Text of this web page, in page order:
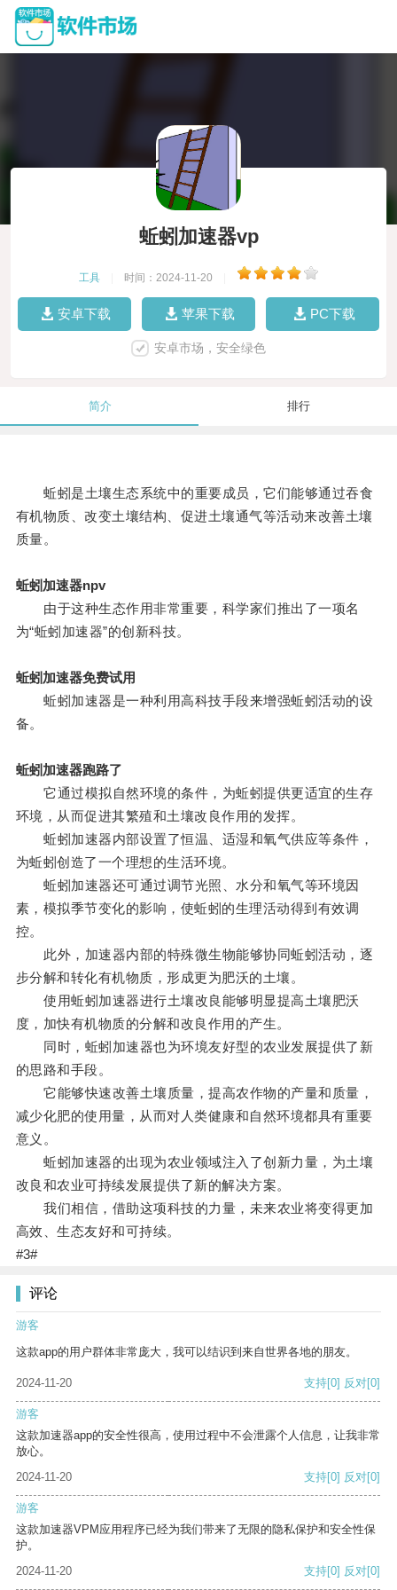
蚯蚓加速器vp
工具 时间：2024-11-20
安卓下载 苹果下载 PC下载
安卓市场，安全绿色
简介 排行
蚯蚓是土壤生态系统中的重要成员，它们能够通过吞食
有机物质、改变土壤结构、促进土壤通气等活动来改善土壤
质量。
蚯蚓加速器npv
由于这种生态作用非常重要，科学家们推出了一项名
为“蚯蚓加速器”的创新科技。
蚯蚓加速器免费试用
蚯蚓加速器是一种利用高科技手段来增强蚯蚓活动的设
备。
蚯蚓加速器跑路了
它通过模拟自然环境的条件，为蚯蚓提供更适宜的生存
环境，从而促进其繁殖和土壤改良作用的发挥。
蚯蚓加速器内部设置了恒温、适湿和氧气供应等条件，
为蚯蚓创造了一个理想的生活环境。
蚯蚓加速器还可通过调节光照、水分和氧气等环境因
素，模拟季节变化的影响，使蚯蚓的生理活动得到有效调
控。
此外，加速器内部的特殊微生物能够协同蚯蚓活动，逐
步分解和转化有机物质，形成更为肥沃的土壤。
使用蚯蚓加速器进行土壤改良能够明显提高土壤肥沃
度，加快有机物质的分解和改良作用的产生。
同时，蚯蚓加速器也为环境友好型的农业发展提供了新
的思路和手段。
它能够快速改善土壤质量，提高农作物的产量和质量，
减少化肥的使用量，从而对人类健康和自然环境都具有重要
意义。
蚯蚓加速器的出现为农业领域注入了创新力量，为土壤
改良和农业可持续发展提供了新的解决方案。
我们相信，借助这项科技的力量，未来农业将变得更加
高效、生态友好和可持续。
#3#
评论
游客
这款app的用户群体非常庞大，我可以结识到来自世界各地的朋友。
2024-11-20 支持[0] 反对[0]
游客
这款加速器app的安全性很高，使用过程中不会泄露个人信息，让我非常
放心。
2024-11-20
支持[0] 反对[0]
游客
这款加速器VPM应用程序已经为我们带来了无限的隐私保护和安全性保
护。
2024-11-20
支持[0] 反对[0]